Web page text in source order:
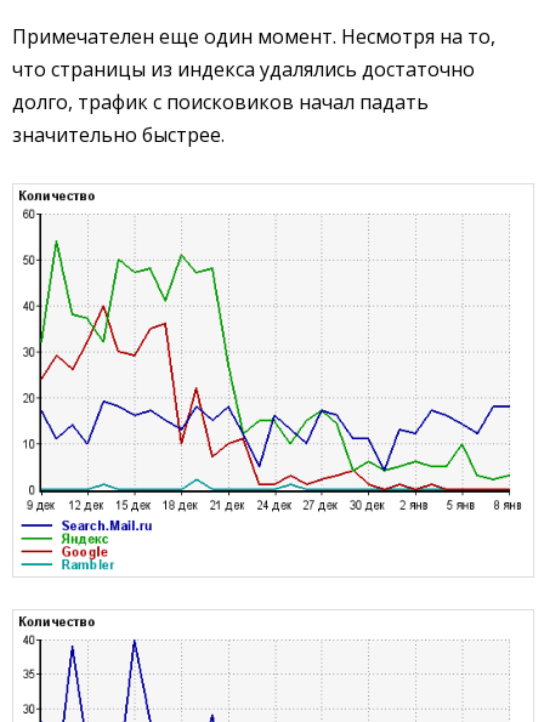
Примечателен еще один момент. Несмотря на то,
что страницы из индекса удалялись достаточно
долго, трафик с поисковиков начал падать
значительно быстрее.